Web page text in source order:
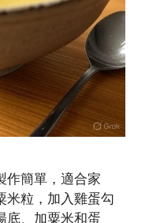
作簡單，適合家
米粒，加入雞蛋勾
底、加粟米和蛋